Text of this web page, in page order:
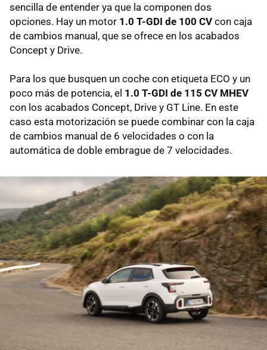
sencilla de entender ya que la componen dos
opciones. Hay un motor 1.0 T-GDI de 100 CV con caja
de cambios manual, que se ofrece en los acabados
Concept y Drive.
Para los que busquen un coche con etiqueta ECO y un
poco más de potencia, el 1.0 T-GDI de 115 CV MHEV
con los acabados Concept, Drive y GT Line. En este
caso esta motorización se puede combinar con la caja
de cambios manual de 6 velocidades o con la
automática de doble embrague de 7 velocidades.